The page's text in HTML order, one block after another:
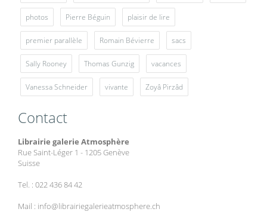
photos Pierre Béguin plaisir de lire
premier parallèle Romain Bévierre sacs
Sally Rooney Thomas Gunzig vacances
Vanessa Schneider vivante Zoyâ Pirzâd
Contact
Librairie galerie Atmosphère
Rue Saint-Léger 1 - 1205 Genève
Suisse
Tel. : 022 436 84 42
Mail : info@librairiegalerieatmosphere.ch